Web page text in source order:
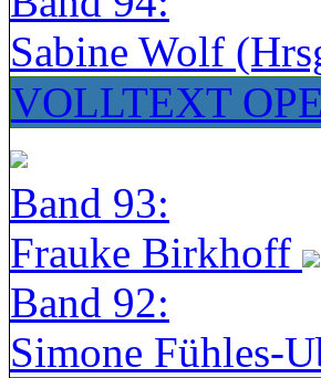
Sabine Wolf
VOLLTEXT
Band 93:
Frauke Birkhoff
Band 92:
Simone Fühles-